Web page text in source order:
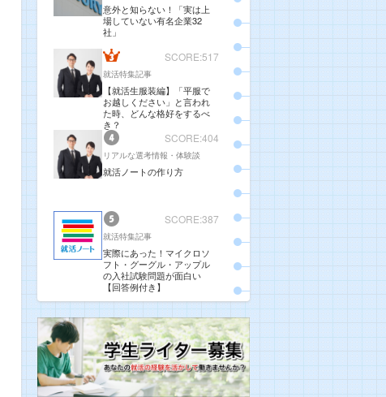
意外と知らない！「実は上
場していない有名企業32
社」
SCORE:517
就活特集記事
【就活生服装編】「平服で
お越しください」と言われ
た時、どんな格好をするべ
き？
SCORE:404
リアルな選考情報・体験談
就活ノートの作り方
SCORE:387
就活特集記事
実際にあった！マイクロソ
フト・グーグル・アップル
の入社試験問題が面白い
【回答例付き】